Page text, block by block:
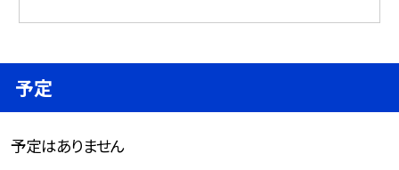
予定
予定はありません